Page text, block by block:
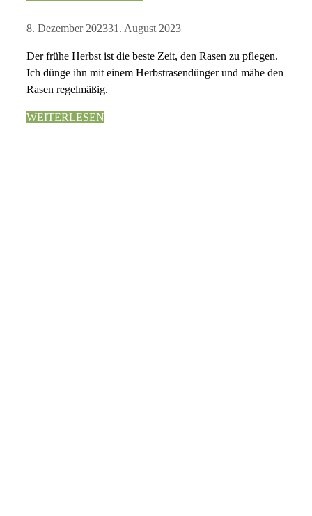
8. Dezember 202331. August 2023
Der frühe Herbst ist die beste Zeit, den Rasen zu pflegen.
Ich dünge ihn mit einem Herbstrasendünger und mähe den
Rasen regelmäßig.
WEITERLESEN